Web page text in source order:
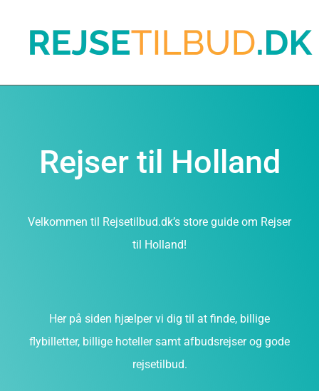
Rejser til Holland
Velkommen til Rejsetilbud.dk’s store guide om Rejser
til Holland!
Her på siden hjælper vi dig til at finde, billige
flybilletter, billige hoteller samt afbudsrejser og gode
rejsetilbud.